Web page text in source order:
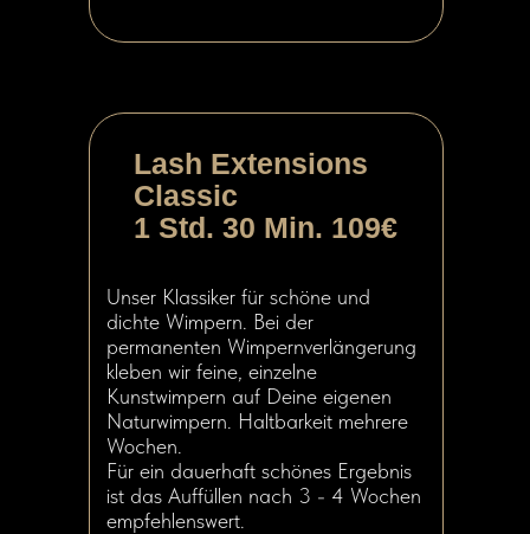
Lash Extensions
Classic
1 Std. 30 Min. 109€
Unser Klassiker für schöne und
dichte Wimpern. Bei der
permanenten Wimpernverlängerung
kleben wir feine, einzelne
Kunstwimpern auf Deine eigenen
Naturwimpern. Haltbarkeit mehrere
Wochen.
Für ein dauerhaft schönes Ergebnis
ist das Auffüllen nach 3 - 4 Wochen
empfehlenswert.